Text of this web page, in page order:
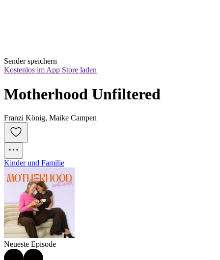
Sender speichern
Kostenlos im App Store laden
Motherhood Unfiltered
Franzi König, Maike Campen
Kinder und Familie
Neueste Episode